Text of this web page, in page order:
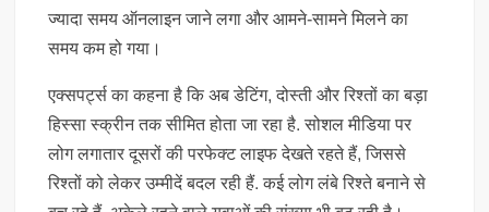
ज्यादा समय ऑनलाइन जाने लगा और आमने-सामने मिलने का
समय कम हो गया।
एक्सपर्ट्स का कहना है कि अब डेटिंग, दोस्ती और रिश्तों का बड़ा
हिस्सा स्क्रीन तक सीमित होता जा रहा है. सोशल मीडिया पर
लोग लगातार दूसरों की परफेक्ट लाइफ देखते रहते हैं, जिससे
रिश्तों को लेकर उम्मीदें बदल रही हैं. कई लोग लंबे रिश्ते बनाने से